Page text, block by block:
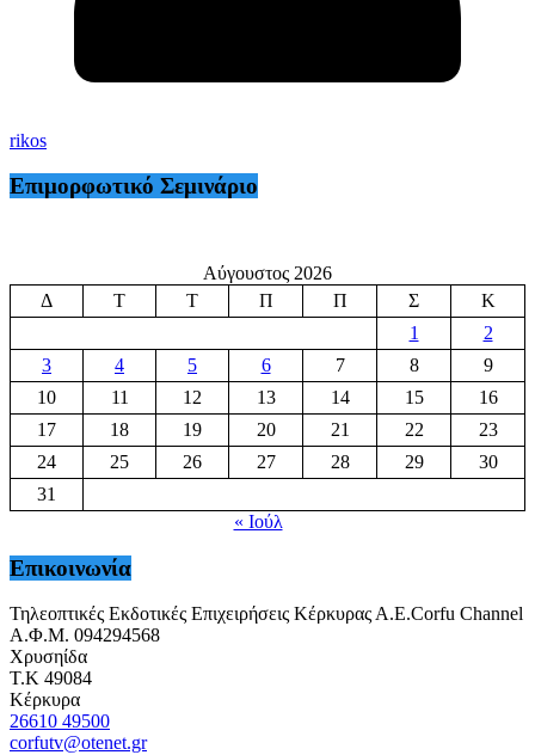
rikos
Επιμορφωτικό Σεμινάριο
Αύγουστος 2026
Δ
Τ Τ Π Π Σ
Κ
1
2
3
4 5 6 7 8
9
10
11 12 13 14 15
16
17
18 19 20 21 22
23
24
25 26 27 28 29
30
31
« Ιούλ
Επικοινωνία
Τηλεοπτικές Εκδοτικές Επιχειρήσεις Κέρκυρας Α.Ε.Corfu Channel
Α.Φ.Μ. 094294568
Χρυσηίδα
Τ.Κ 49084
Κέρκυρα
26610 49500
corfutv@otenet.gr